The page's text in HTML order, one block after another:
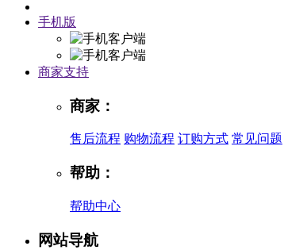
手机版
商家支持
商家：
售后流程 购物流程 订购方式 常见问题
帮助：
帮助中心
网站导航